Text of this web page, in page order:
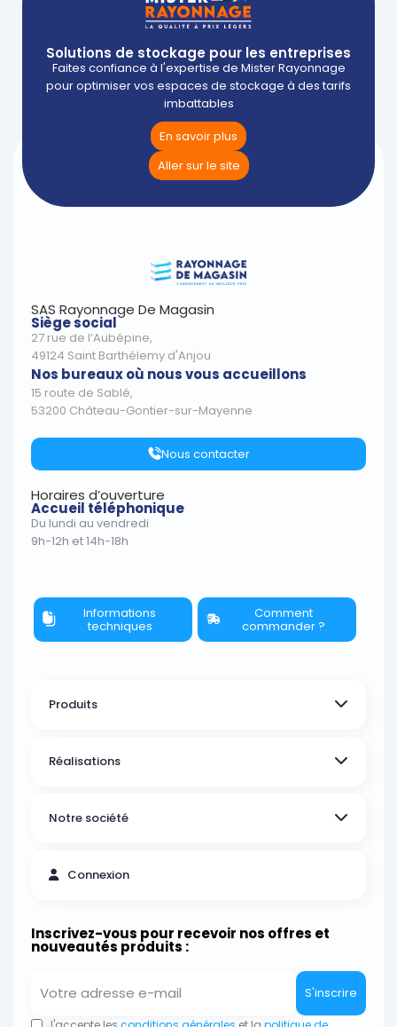
Solutions de stockage pour les entreprises
Faites confiance à l'expertise de Mister Rayonnage
pour optimiser vos espaces de stockage à des tarifs
imbattables
En savoir plus
Aller sur le site
SAS Rayonnage De Magasin
Siège social
27 rue de l’Aubépine,
49124 Saint Barthélemy d'Anjou
Nos bureaux où nous vous accueillons
15 route de Sablé,
53200 Château-Gontier-sur-Mayenne
Nous contacter
Horaires d’ouverture
Accueil téléphonique
Du lundi au vendredi
9h-12h et 14h-18h
Informations
techniques
Comment
commander ?
Produits
Réalisations
Notre société
Connexion
Inscrivez-vous pour recevoir nos offres et
nouveautés produits :
S'inscrire